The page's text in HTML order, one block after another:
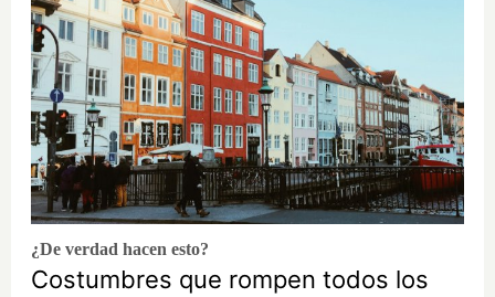
¿De verdad hacen esto?
Costumbres que rompen todos los